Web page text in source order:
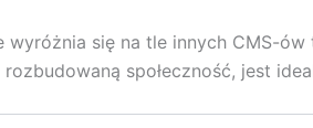
wyróżnia się na tle innych CMS-
społeczność, jest